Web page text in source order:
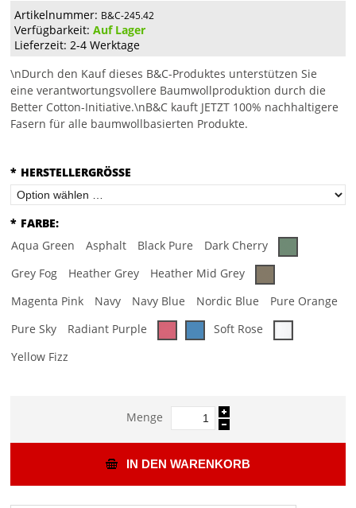
Artikelnummer: B&C-245.42
Verfügbarkeit:Auf Lager
Lieferzeit: 2-4 Werktage
\nDurch den Kauf dieses B&C-Produktes unterstützen Sie
eine verantwortungsvollere Baumwollproduktion durch die
Better Cotton-Initiative.\nB&C kauft JETZT 100% nachhaltigere
Fasern für alle baumwollbasierten Produkte.
* HERSTELLERGRÖSSE
* FARBE:
Aqua Green
Asphalt Black Pure
Dark Cherry
Grey Fog
Heather Grey
Heather Mid Grey
Magenta Pink
Navy Navy Blue Nordic Blue
Pure Orange
Pure Sky
Radiant Purple
Soft Rose
Yellow Fizz
Menge
IN DEN WARENKORB